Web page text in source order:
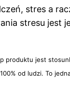
stres a
stresu jest
produktu jest
od ludzi. To